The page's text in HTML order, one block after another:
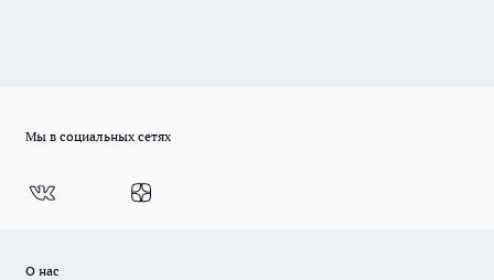
Мы в социальных сетях
О нас